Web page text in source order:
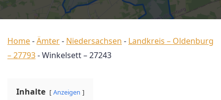
Home-Ämter- Niedersachsen - Landkreis – Oldenburg
– 27793-Winkelsett – 27243
Inhalte Anzeigen